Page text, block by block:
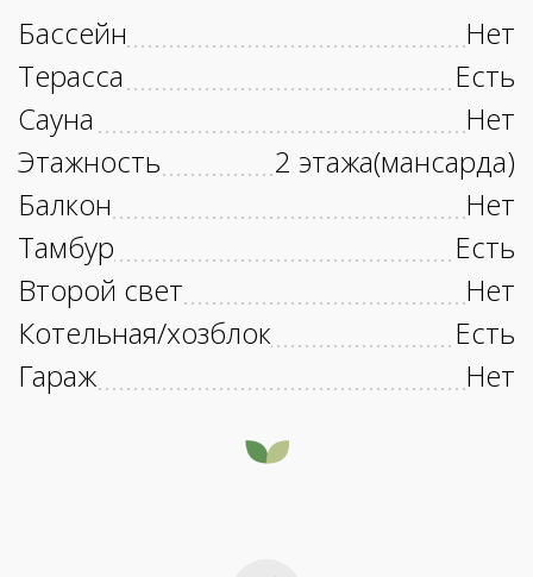
Бассейн
Нет
Терасса
Есть
Сауна
Нет
Этажность
2 этажа(мансарда)
Балкон
Нет
Тамбур
Есть
Второй свет
Нет
Котельная/хозблок
Есть
Гараж
Нет